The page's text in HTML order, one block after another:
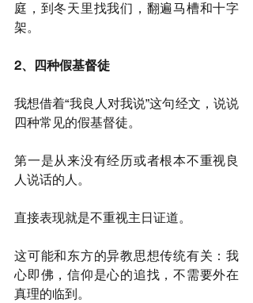
庭，到冬天里找我们，翻遍马槽和十字
架。
2、四种假基督徒
我想借着“我良人对我说”这句经文，说说
四种常见的假基督徒。
第一是从来没有经历或者根本不重视良
人说话的人。
直接表现就是不重视主日证道。
这可能和东方的异教思想传统有关：我
心即佛，信仰是心的追找，不需要外在
真理的临到。